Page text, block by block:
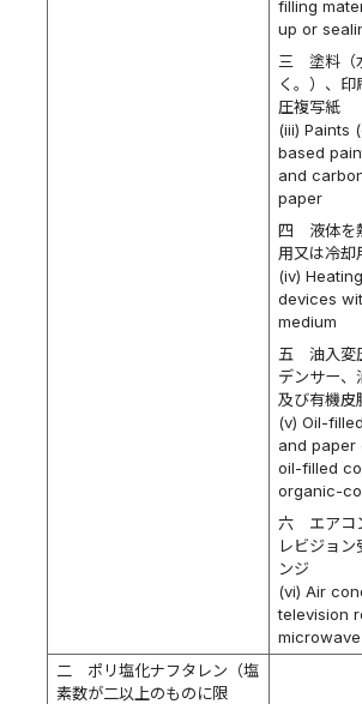
filling
up or
三 塗料（
く。）、
圧複写紙
(iii) Paints
based
and
paper
四 液体を
用又は冷却
(iv)
devices
medium
五 油入変
デンサー、
及び有機皮
(v) Oil-
and paper
oil-filled
organic-
六 エアコ
レビジョ
ンジ
(vi) Air
television
二 ポリ塩化ナフタレン（塩
素数が二以上のものに限